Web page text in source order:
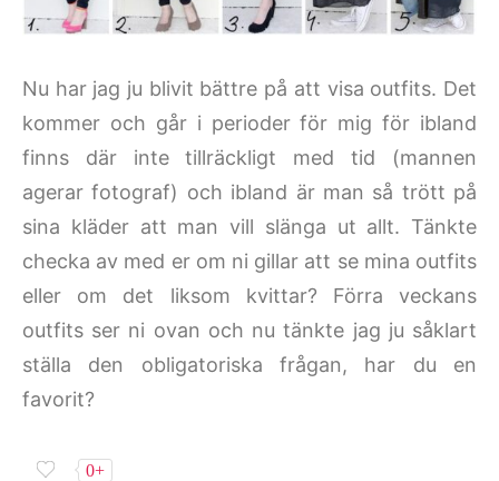
Nu har jag ju blivit bättre på att visa outfits. Det
kommer och går i perioder för mig för ibland
finns där inte tillräckligt med tid (mannen
agerar fotograf) och ibland är man så trött på
sina kläder att man vill slänga ut allt. Tänkte
checka av med er om ni gillar att se mina outfits
eller om det liksom kvittar? Förra veckans
outfits ser ni ovan och nu tänkte jag ju såklart
ställa den obligatoriska frågan, har du en
favorit?
0+